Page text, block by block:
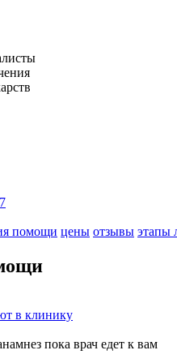
помощи цены отзывы этапы
в клинику
пока врач едет к вам